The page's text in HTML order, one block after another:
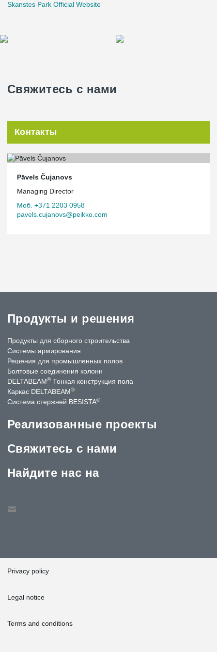
Skanstes Park Official Website
Свяжитесь с нами
Контакты
Pāvels Čujanovs
Managing Director
Моб. +371 2203 0958
pavels.cujanovs@peikko.com
Продукты и решения
Продукты для сборного строительства
Системы армирования
Решения для промышленных полов
Болтовые соединения колонн
DELTABEAM® Тонкая конструкция пола
Каркас DELTABEAM®
Система стержней BESISTA®
Реализованные проекты
Свяжитесь с нами
Найдите нас на
Privacy policy
Legal notice
Terms and conditions